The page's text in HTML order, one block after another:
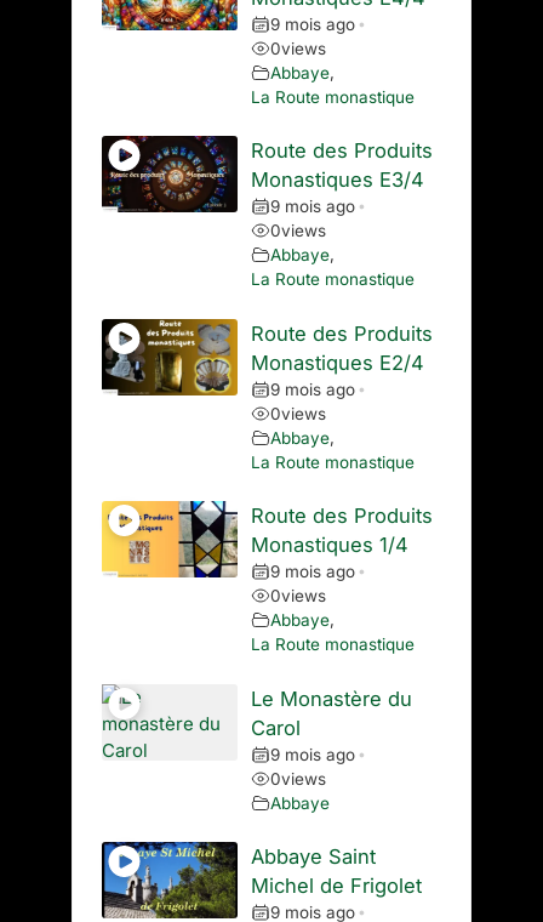
9 mois ago •
0views
Abbaye,
La Route monastique
Route des Produits
Monastiques E3/4
9 mois ago •
0views
Abbaye,
La Route monastique
Route des Produits
Monastiques E2/4
9 mois ago •
0views
Abbaye,
La Route monastique
Route des Produits
Monastiques 1/4
9 mois ago •
0views
Abbaye,
La Route monastique
Le Monastère du
Carol
9 mois ago •
0views
Abbaye
Abbaye Saint
Michel de Frigolet
9 mois ago •